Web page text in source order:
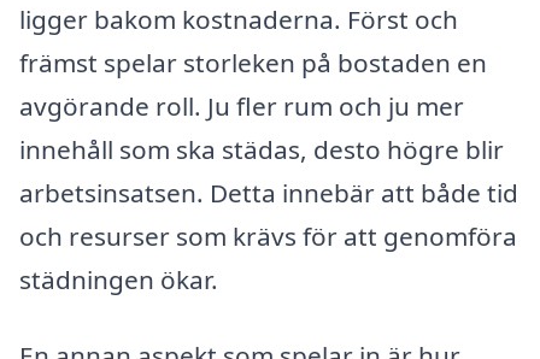
ligger bakom kostnaderna. Först och
främst spelar storleken på bostaden en
avgörande roll. Ju fler rum och ju mer
innehåll som ska städas, desto högre blir
arbetsinsatsen. Detta innebär att både tid
och resurser som krävs för att genomföra
städningen ökar.